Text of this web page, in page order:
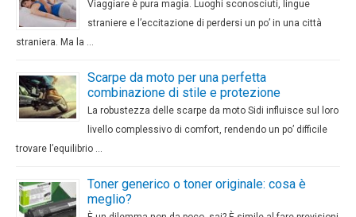
Viaggiare è pura magia. Luoghi sconosciuti, lingue
straniere e l’eccitazione di perdersi un po’ in una città
straniera. Ma la …
Scarpe da moto per una perfetta
combinazione di stile e protezione
La robustezza delle scarpe da moto Sidi influisce sul loro
livello complessivo di comfort, rendendo un po’ difficile
trovare l’equilibrio …
Toner generico o toner originale: cosa è
meglio?